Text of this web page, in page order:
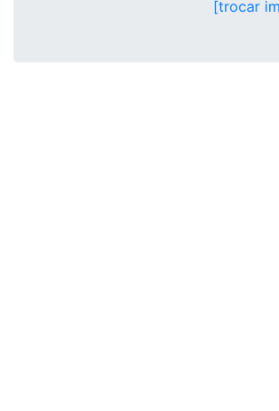
[trocar